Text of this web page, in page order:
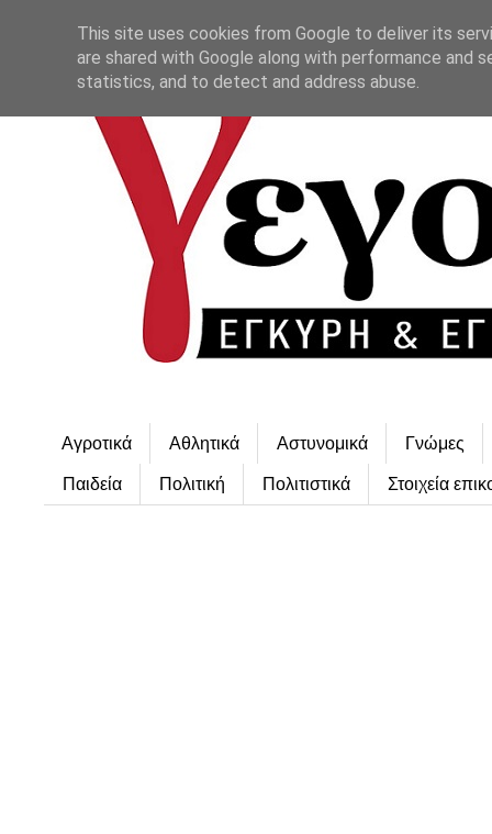
Αγροτικά Αθλητικά Αστυνομικά Γνώμες
Παιδεία Πολιτική Πολιτιστικά Στοιχεία
This site uses cookies from Google to deliver its
are shared with Google along with performance and
statistics, and to detect and address abuse.